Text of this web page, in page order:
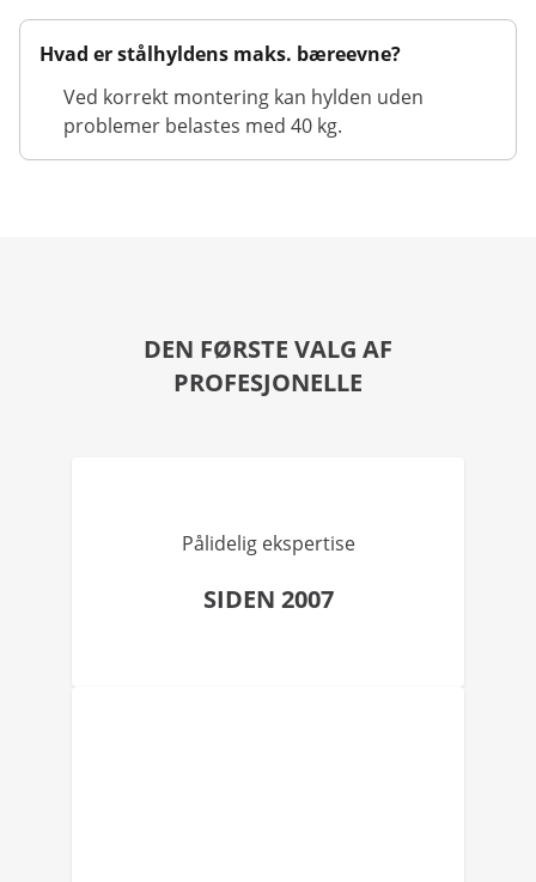
Hvad er stålhyldens maks. bæreevne?
Ved korrekt montering kan hylden uden
problemer belastes med 40 kg.
DEN FØRSTE VALG AF
PROFESJONELLE
Pålidelig ekspertise
SIDEN 2007